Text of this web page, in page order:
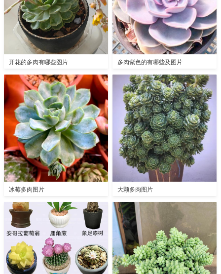
开花的多肉有哪些图片 多肉紫色的有哪些及图片
冰莓多肉图片 大颗多肉图片